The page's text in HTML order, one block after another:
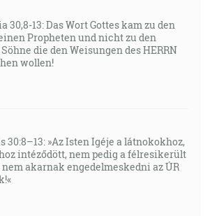
30,8-13: Das Wort Gottes kam zu den
Propheten und nicht zu den
die den Weisungen des HERRN
wollen!
30:8–13: »Az Isten Igéje a látnokokhoz,
intéződött, nem pedig a félresikerült
akarnak engedelmeskedni az ÚR